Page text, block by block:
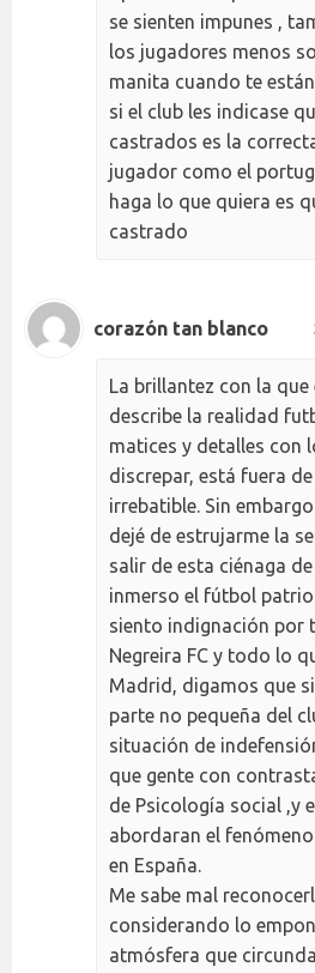
se sienten impunes ,
los jugadores menos
manita cuando te
si el club les indicase
castrados es la
jugador como el
haga lo que quiera es
castrado
corazón tan blanco
La brillantez con la
describe la realidad
matices y detalles con
discrepar, está fuera
irrebatible. Sin
dejé de estrujarme la
salir de esta ciénaga
inmerso el fútbol
siento indignación por
Negreira FC y todo lo
Madrid, digamos que
parte no pequeña del
situación de
que gente con
de Psicología social ,y
abordaran el
en España.
Me sabe mal
considerando lo
atmósfera que